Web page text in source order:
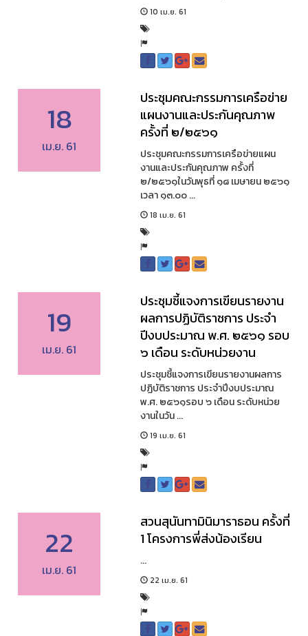
10 เม.ย. 61
18
เม.ย. 61
ประชุมคณะกรรมการเครือข่าย
แผนงานและประกันคุณภาพ
ครั้งที่ ๒/๒๕๖๑
ประชุมคณะกรรมการเครือข่ายแผน
งานและประกันคุณภาพ ครั้งที่
๒/๒๕๖๑ในวันพุธที่ ๑๘ เมษายน ๒๕๖๑
เวลา ๑๓.๐๐ ...
18 เม.ย. 61
19
เม.ย. 61
ประชุมชี้แจงการเขียนรายงาน
ผลการปฏิบัติราชการ ประจำ
ปีงบประมาณ พ.ศ. ๒๕๖๑ รอบ
๖ เดือน ระดับหน่วยงาน
ประชุมชี้แจงการเขียนรายงานผลการ
ปฏิบัติราชการ ประจำปีงบประมาณ
พ.ศ. ๒๕๖๑รอบ ๖ เดือน ระดับหน่วย
งานในวัน ...
19 เม.ย. 61
22
เม.ย. 61
สวนสุนันทามินิมาราธอน ครั้งที่
1 โครงการพี่ส่งน้องเรียน
...
22 เม.ย. 61